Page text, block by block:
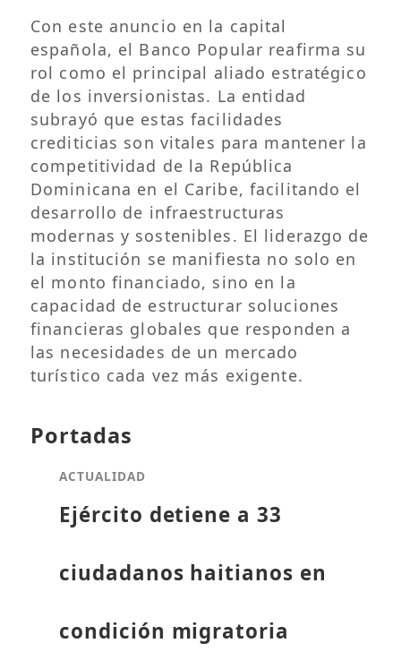
Con este anuncio en la capital
española, el Banco Popular reafirma su
rol como el principal aliado estratégico
de los inversionistas. La entidad
subrayó que estas facilidades
crediticias son vitales para mantener la
competitividad de la República
Dominicana en el Caribe, facilitando el
desarrollo de infraestructuras
modernas y sostenibles. El liderazgo de
la institución se manifiesta no solo en
el monto financiado, sino en la
capacidad de estructurar soluciones
financieras globales que responden a
las necesidades de un mercado
turístico cada vez más exigente.
Portadas
ACTUALIDAD
Ejército detiene a 33
ciudadanos haitianos en
condición migratoria